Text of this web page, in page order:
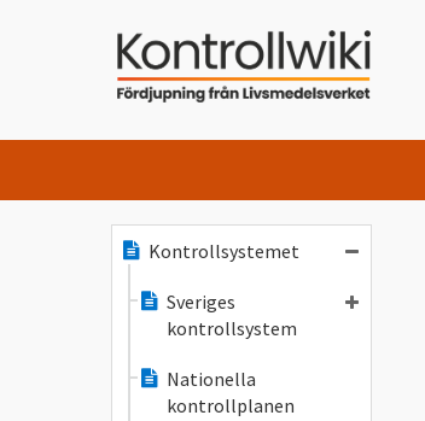
Kontrollsystemet
Sveriges
kontrollsystem
Nationella
kontrollplanen